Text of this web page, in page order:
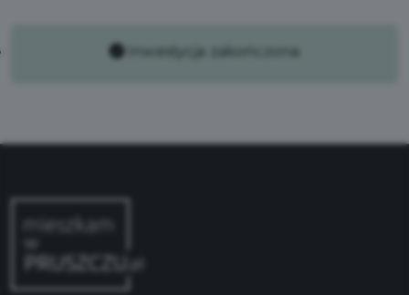
Inwestycja zakończona